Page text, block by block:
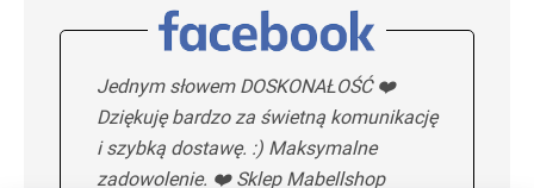
Jednym słowem DOSKONAŁOŚĆ ❤️
Dziękuję bardzo za świetną komunikację
i szybką dostawę. :) Maksymalne
zadowolenie. ❤️ Sklep Mabellshop